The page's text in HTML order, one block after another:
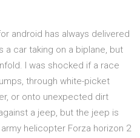
android has always delivered
a car taking on a biplane, but
I was shocked if a race
through white-picket
or onto unexpected dirt
a jeep, but the jeep is
helicopter Forza horizon 2